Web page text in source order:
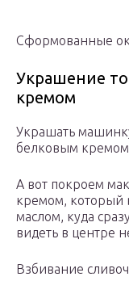
Сформованные
Украшение
кремом
Украшать
белковым
А вот покроем
кремом, который
маслом, куда
видеть в центре
Взбивание